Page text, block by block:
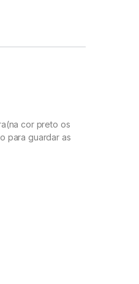
cor preto os
para guardar as